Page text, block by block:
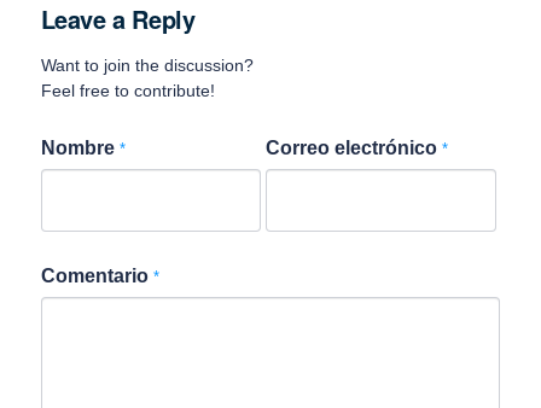
Leave a Reply
Want to join the discussion?
Feel free to contribute!
Nombre * Correo electrónico*
Comentario *